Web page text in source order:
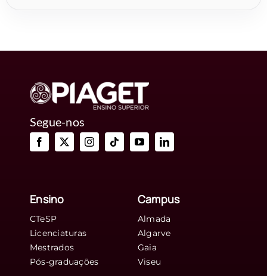
Segue-nos
Ensino
CTeSP
Licenciaturas
Mestrados
Pós-graduações
Campus
Almada
Algarve
Gaia
Viseu